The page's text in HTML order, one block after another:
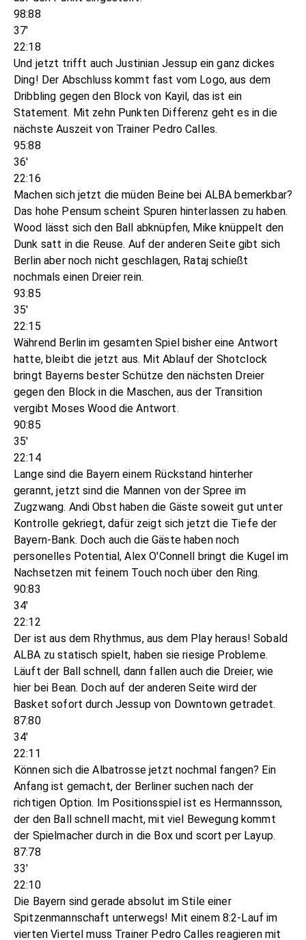
98:88
37'
22:18
Und jetzt trifft auch Justinian Jessup ein ganz dickes
Ding! Der Abschluss kommt fast vom Logo, aus dem
Dribbling gegen den Block von Kayil, das ist ein
Statement. Mit zehn Punkten Differenz geht es in die
nächste Auszeit von Trainer Pedro Calles.
95:88
36'
22:16
Machen sich jetzt die müden Beine bei ALBA bemerkbar?
Das hohe Pensum scheint Spuren hinterlassen zu haben.
Wood lässt sich den Ball abknüpfen, Mike knüppelt den
Dunk satt in die Reuse. Auf der anderen Seite gibt sich
Berlin aber noch nicht geschlagen, Rataj schießt
nochmals einen Dreier rein.
93:85
35'
22:15
Während Berlin im gesamten Spiel bisher eine Antwort
hatte, bleibt die jetzt aus. Mit Ablauf der Shotclock
bringt Bayerns bester Schütze den nächsten Dreier
gegen den Block in die Maschen, aus der Transition
vergibt Moses Wood die Antwort.
90:85
35'
22:14
Lange sind die Bayern einem Rückstand hinterher
gerannt, jetzt sind die Mannen von der Spree im
Zugzwang. Andi Obst haben die Gäste soweit gut unter
Kontrolle gekriegt, dafür zeigt sich jetzt die Tiefe der
Bayern-Bank. Doch auch die Gäste haben noch
personelles Potential, Alex O'Connell bringt die Kugel im
Nachsetzen mit feinem Touch noch über den Ring.
90:83
34'
22:12
Der ist aus dem Rhythmus, aus dem Play heraus! Sobald
ALBA zu statisch spielt, haben sie riesige Probleme.
Läuft der Ball schnell, dann fallen auch die Dreier, wie
hier bei Bean. Doch auf der anderen Seite wird der
Basket sofort durch Jessup von Downtown getradet.
87:80
34'
22:11
Können sich die Albatrosse jetzt nochmal fangen? Ein
Anfang ist gemacht, der Berliner suchen nach der
richtigen Option. Im Positionsspiel ist es Hermannsson,
der den Ball schnell macht, mit viel Bewegung kommt
der Spielmacher durch in die Box und scort per Layup.
87:78
33'
22:10
Die Bayern sind gerade absolut im Stile einer
Spitzenmannschaft unterwegs! Mit einem 8:2-Lauf im
vierten Viertel muss Trainer Pedro Calles reagieren mit